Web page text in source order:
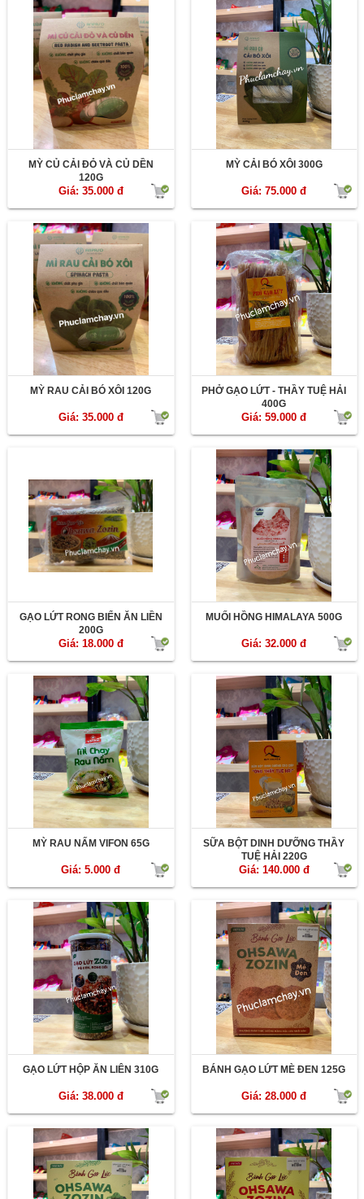
MỲ CỦ CẢI ĐỎ VÀ CỦ DỀN
120G
Giá: 35.000 đ
MỲ CẢI BÓ XÔI 300G
Giá: 75.000 đ
MỲ RAU CẢI BÓ XÔI 120G
Giá: 35.000 đ
PHỞ GẠO LỨT - THẦY TUỆ HẢI
400G
Giá: 59.000 đ
GẠO LỨT RONG BIỂN ĂN LIỀN
200G
Giá: 18.000 đ
MUỐI HỒNG HIMALAYA 500G
Giá: 32.000 đ
MỲ RAU NẤM VIFON 65G
Giá: 5.000 đ
SỮA BỘT DINH DƯỠNG THẦY
TUỆ HẢI 220G
Giá: 140.000 đ
GẠO LỨT HỘP ĂN LIÊN 310G
Giá: 38.000 đ
BÁNH GẠO LỨT MÈ ĐEN 125G
Giá: 28.000 đ